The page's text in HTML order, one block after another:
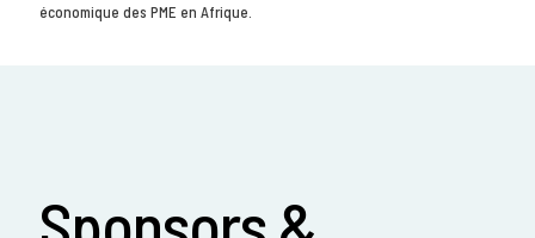
économique des PME en Afrique.